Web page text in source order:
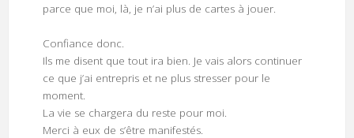
parce que moi, là, je n’ai plus de cartes à jouer.
Confiance donc.
Ils me disent que tout ira bien. Je vais alors continuer
ce que j’ai entrepris et ne plus stresser pour le
moment.
La vie se chargera du reste pour moi.
Merci à eux de s’être manifestés.